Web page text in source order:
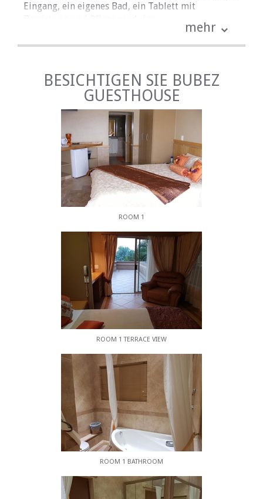
Eingang, ein eigenes Bad, ein Tablett mit
Es gibt eine Dun-Terrasse, einen Garten, einen
saisonalen Halb-Innenpool, eine Gästelounge,
Grillmöglichkeiten und sichere Parkplätze.
EINRICHTUNGEN
• Fernseher mit Satellitenkanälen
• Klimaanlage
• Schwimmbad
• Sicheres Parken
Ein komplettes englisches und kontinentales
Frühstück ist erhältlich.
mehr
BESICHTIGEN SIE BUBEZ
GUESTHOUSE
ROOM 1
ROOM 1 TERRACE VIEW
ROOM 1 BATHROOM